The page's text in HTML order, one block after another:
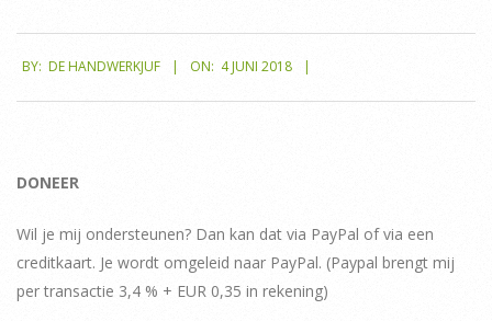
06-
04
BY: DE HANDWERKJUF ON: 4 JUNI 2018
DONEER
Wil je mij ondersteunen? Dan kan dat via PayPal of via een
creditkaart. Je wordt omgeleid naar PayPal. (Paypal brengt mij
per transactie 3,4 % + EUR 0,35 in rekening)